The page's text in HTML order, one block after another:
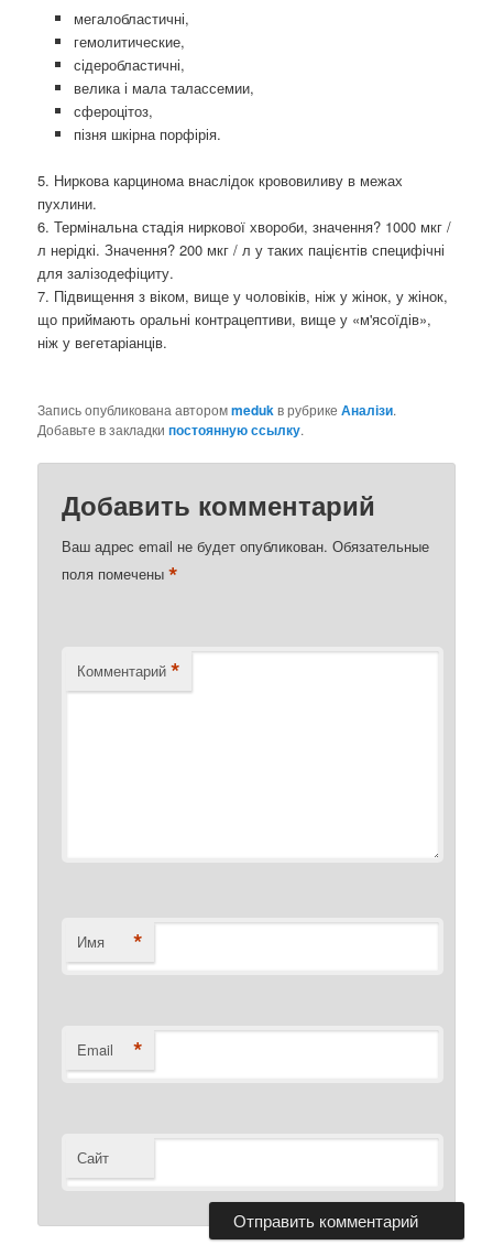
мегалобластичні,
гемолитические,
сідеробластичні,
велика і мала талассемии,
сфероцітоз,
пізня шкірна порфірія.
5. Ниркова карцинома внаслідок крововиливу в межах
пухлини.
6. Термінальна стадія ниркової хвороби, значення? 1000 мкг /
л нерідкі. Значення? 200 мкг / л у таких пацієнтів специфічні
для залізодефіциту.
7. Підвищення з віком, вище у чоловіків, ніж у жінок, у жінок,
що приймають оральні контрацептиви, вище у «м'ясоїдів»,
ніж у вегетаріанців.
Запись опубликована авторомmedukв рубрикеАналізи.
Добавьте в закладкипостоянную ссылку.
Добавить комментарий
Ваш адрес email не будет опубликован. Обязательные
поля помечены*
Комментарий *
Имя *
Email *
Сайт